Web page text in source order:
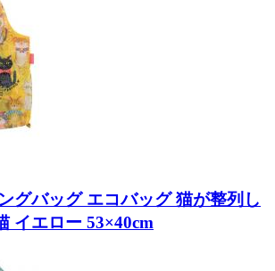
グバッグ エコバッグ 猫が整列し
イエロー 53×40cm